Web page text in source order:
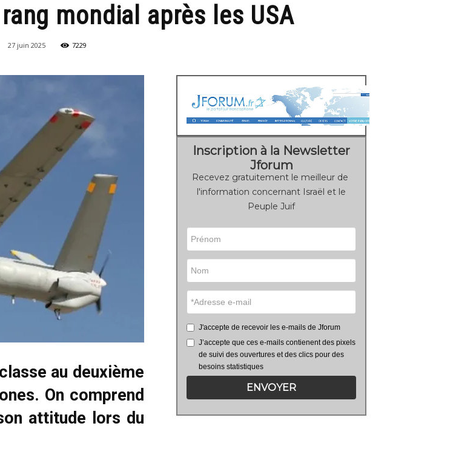
mondial après les USA
27 juin 2025 7229
au deuxième
On comprend
attitude lors du
Inscription à la Newsletter
Jforum
Recevez gratuitement le meilleur de
l'information concernant Israël et le
Peuple Juif
J'accepte de recevoir les e-mails de Jforum
J’accepte que ces e-mails contienent des pixels
de suivi des ouvertures et des clics pour des
besoins statistiques
ENVOYER